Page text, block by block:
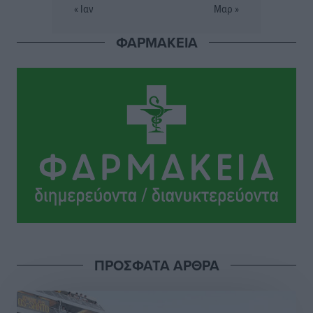
Αθλητικά• πριν 8 ώρες
Σι Τζέι Χάρις: «Να πανηγυρίσουμε πολλές νίκες μαζί»
Αθλητικά • πριν 9 ώρες
Ροδήλιος: Ο απολογισμός από το Πανελλήνιο
Πρωτάθλημα Πίστας
Αθλητικά• πριν 9 ώρες
« Ιαν Μαρ »
ΦΑΡΜΑΚΕΙΑ
ΠΡΟΣΦΑΤΑ ΑΡΘΡΑ